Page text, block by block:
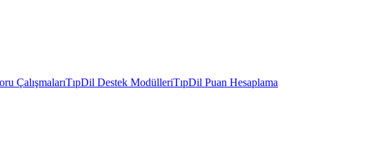
ÇalışmalarıTıpDil Destek ModülleriTıpDil Puan Hesaplama